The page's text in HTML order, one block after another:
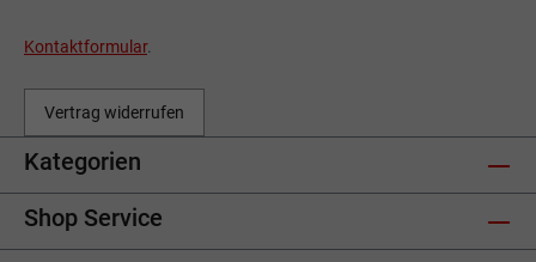
Kontaktformular.
Vertrag widerrufen
Kategorien
Shop Service